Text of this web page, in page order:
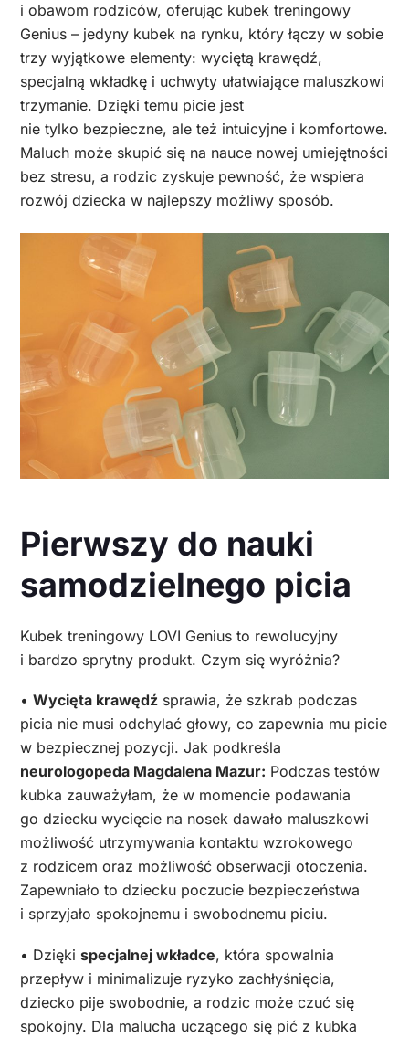
i obawom rodziców, oferując kubek treningowy
Genius – jedyny kubek na rynku, który łączy w sobie
trzy wyjątkowe elementy: wyciętą krawędź,
specjalną wkładkę i uchwyty ułatwiające maluszkowi
trzymanie. Dzięki temu picie jest
nie tylko bezpieczne, ale też intuicyjne i komfortowe.
Maluch może skupić się na nauce nowej umiejętności
bez stresu, a rodzic zyskuje pewność, że wspiera
rozwój dziecka w najlepszy możliwy sposób.
Pierwszy do nauki
samodzielnego picia
Kubek treningowy LOVI Genius to rewolucyjny
i bardzo sprytny produkt. Czym się wyróżnia?
• Wycięta krawędź sprawia, że szkrab podczas
picia nie musi odchylać głowy, co zapewnia mu picie
w bezpiecznej pozycji. Jak podkreśla
neurologopeda Magdalena Mazur: Podczas testów
kubka zauważyłam, że w momencie podawania
go dziecku wycięcie na nosek dawało maluszkowi
możliwość utrzymywania kontaktu wzrokowego
z rodzicem oraz możliwość obserwacji otoczenia.
Zapewniało to dziecku poczucie bezpieczeństwa
i sprzyjało spokojnemu i swobodnemu piciu.
• Dzięki specjalnej wkładce, która spowalnia
przepływ i minimalizuje ryzyko zachłyśnięcia,
dziecko pije swobodnie, a rodzic może czuć się
spokojny. Dla malucha uczącego się pić z kubka